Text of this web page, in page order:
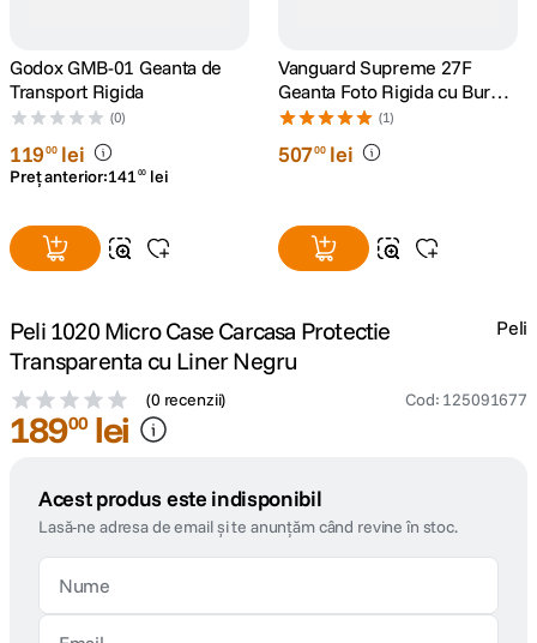
9 . insta 360
10 . godox
Godox GMB-01 Geanta de
Transport Rigida
(0)
11900 lei
Preț anterior:141 00 lei
Vanguard Supreme 27F
Geanta Foto Rigida cu Burete
Interior
(1)
50700 lei
Peli 1020 Micro Case Carcasa Protectie
Transparenta cu Liner Negru
(0 recenzii) Cod: 125091677
Peli
18900 lei
Acest produs este indisponibil
Lasă-ne adresa de email și te anunțăm când revine în stoc.